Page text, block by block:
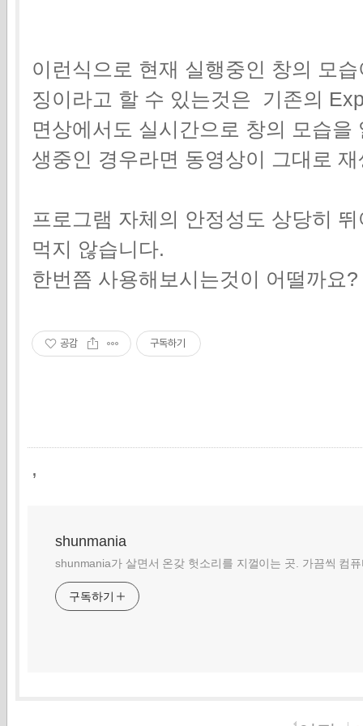
이런식으로 현재 실행중인 창의 모
징이라고 할 수 있는것은 기존의
면상에서도 실시간으로 창의 모습
생중인 경우라면 동영상이 그대로
프로그램 자체의 안정성도 상당히
먹지 않습니다.
한번쯤 사용해보시는것이 어떨까요?
공감 구독하기
,
shunmania
shunmania가 살면서 온갖 헛소리를 지껄이는 곳. 가끔씩 컴
구독하기